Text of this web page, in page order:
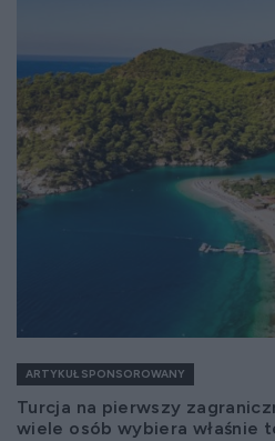
ARTYKUŁ SPONSOROWANY
Turcja na pierwszy
wiele osób wybiera właśnie